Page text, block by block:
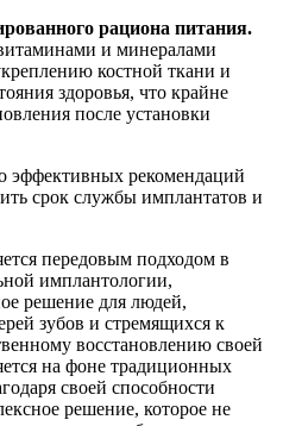
рациона питания.
и минералами
костной ткани и
здоровья, что крайне
после установки
эффективных рекомендаций
срок службы имплантатов и
передовым подходом в
имплантологии,
решение для людей,
зубов и стремящихся к
восстановлению своей
на фоне традиционных
своей способности
решение, которое не